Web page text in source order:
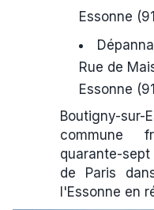
Essonne
Rue de
Essonne
Boutigny-
commune
quarante-
de Paris
l'Essonne en